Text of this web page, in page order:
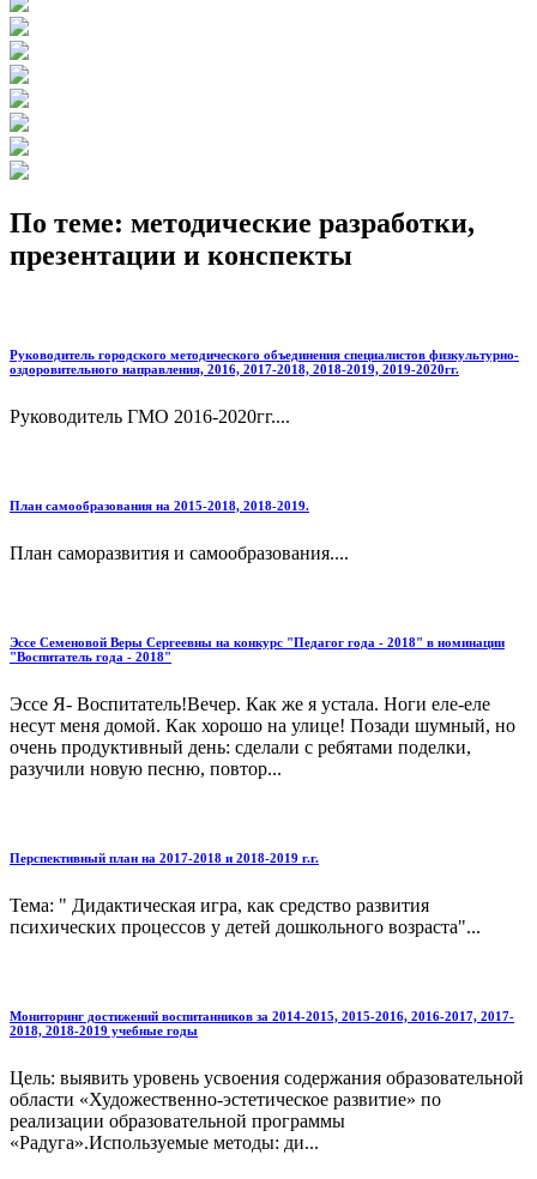
По теме: методические разработки,
презентации и конспекты
Руководитель городского методического объединения специалистов физкультурно-
оздоровительного направления, 2016, 2017-2018, 2018-2019, 2019-2020гг.
Руководитель ГМО 2016-2020гг....
План самообразования на 2015-2018, 2018-2019.
План саморазвития и самообразования....
Эссе Семеновой Веры Сергеевны на конкурс "Педагог года - 2018" в номинации
"Воспитатель года - 2018"
Эссе Я- Воспитатель!Вечер. Как же я устала. Ноги еле-еле
несут меня домой. Как хорошо на улице! Позади шумный, но
очень продуктивный день: сделали с ребятами поделки,
разучили новую песню, повтор...
Перспективный план на 2017-2018 и 2018-2019 г.г.
Тема: " Дидактическая игра, как средство развития
психических процессов у детей дошкольного возраста"...
Мониторинг достижений воспитанников за 2014-2015, 2015-2016, 2016-2017, 2017-
2018, 2018-2019 учебные годы
Цель: выявить уровень усвоения содержания образовательной
области «Художественно-эстетическое развитие» по
реализации образовательной программы
«Радуга».Используемые методы: ди...